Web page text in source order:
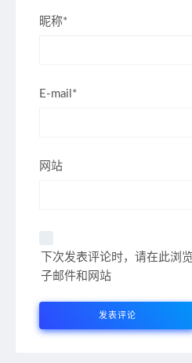
昵称*
E-mail*
网站
下次发表评论时，请在此浏
子邮件和网站